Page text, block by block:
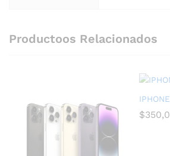
Productoos Relacionados
$